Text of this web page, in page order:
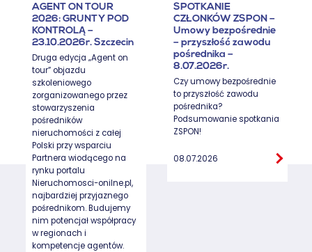
AGENT ON TOUR
2026: GRUNTY POD
KONTROLĄ –
23.10.2026r. Szczecin
Druga edycja „Agent on
tour” objazdu
szkoleniowego
zorganizowanego przez
stowarzyszenia
pośredników
nieruchomości z całej
Polski przy wsparciu
Partnera wiodącego na
rynku portalu
Nieruchomosci-onilne.pl,
najbardziej przyjaznego
pośrednikom. Budujemy
nim potencjał współpracy
w regionach i
kompetencje agentów.
SPOTKANIE
CZŁONKÓW ZSPON –
Umowy bezpośrednie
– przyszłość zawodu
pośrednika –
8.07.2026r.
Czy umowy bezpośrednie
to przyszłość zawodu
pośrednika?
Podsumowanie spotkania
ZSPON!
08.07.2026